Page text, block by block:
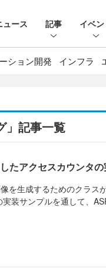
ュース 記事 イベン
ション開発 インフラ
」記事一覧
たアクセスカウンタ
を生成するためのクラス
装サンプルを通して、